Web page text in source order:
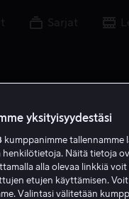
Sarjat
yksityisyydestäsi
kumppanimme tallennamme
henkilötietoja. Näitä tietoja
alla olevaa linkkiä
etujen käyttämisen.
Valintasi välitetään